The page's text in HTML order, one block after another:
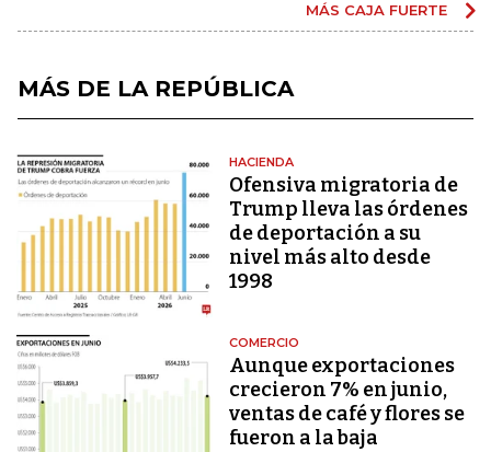
MÁS CAJA FUERTE
MÁS DE LA REPÚBLICA
HACIENDA
Ofensiva migratoria de
Trump lleva las órdenes
de deportación a su
nivel más alto desde
1998
COMERCIO
Aunque exportaciones
crecieron 7% en junio,
ventas de café y flores se
fueron a la baja